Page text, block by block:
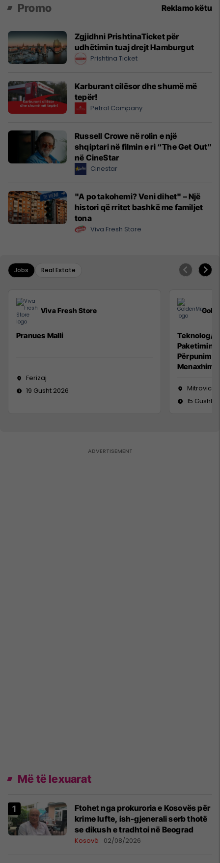
Promo Reklamo këtu
Zgjidhni PrishtinaTicket për
udhëtimin tuaj drejt Hamburgut
Prishtina Ticket
Karburant cilësor dhe shumë më
tepër!
Petrol Company
Russell Crowe në rolin e një
shqiptari në filmin e ri “The Get Out”
në CineStar
Cinestar
"A po takohemi? Veni dihet" – Një
histori që rritet bashkë me familjet
tona
Viva Fresh Store
Jobs Real Estate
Viva Fresh Store
Pranues Malli
Ferizaj
19 Gusht 2026
Teknolog/e
Paketimin
Mitrovicë
15 Gusht
Më të lexuarat
Ftohet nga prokuroria e Kosovës për
krime lufte, ish-gjenerali serb thotë
se dikush e tradhtoi në Beograd
Kosovë 02/08/2026